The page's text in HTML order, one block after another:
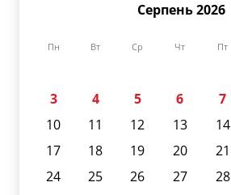
Серпень 2026
Пн Вт Ср Чт Пт
3
4 5 6 7
10
11 12 13 14
17
18 19 20 21
24
25 26 27 28